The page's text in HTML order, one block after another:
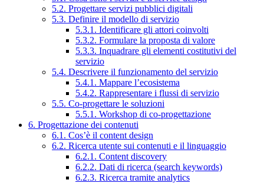
5.2. Progettare servizi pubblici digitali
5.3. Definire il modello di servizio
5.3.1. Identificare gli attori coinvolti
5.3.2. Formulare la proposta di valore
5.3.3. Inquadrare gli elementi costitutivi del
servizio
5.4. Descrivere il funzionamento del servizio
5.4.1. Mappare l’ecosistema
5.4.2. Rappresentare i flussi di servizio
5.5. Co-progettare le soluzioni
5.5.1. Workshop di co-progettazione
6. Progettazione dei contenuti
6.1. Cos’è il content design
6.2. Ricerca utente sui contenuti e il linguaggio
6.2.1. Content discovery
6.2.2. Dati di ricerca (search keywords)
6.2.3. Ricerca tramite analytics